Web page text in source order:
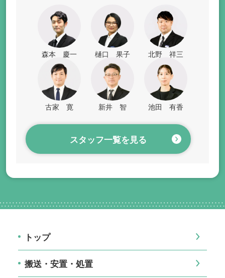
森本 慶一 樋口 果子 北野 祥三
古家 寛 新井 智 池田 有香
スタッフ一覧を見る
トップ
搬送・安置・処置